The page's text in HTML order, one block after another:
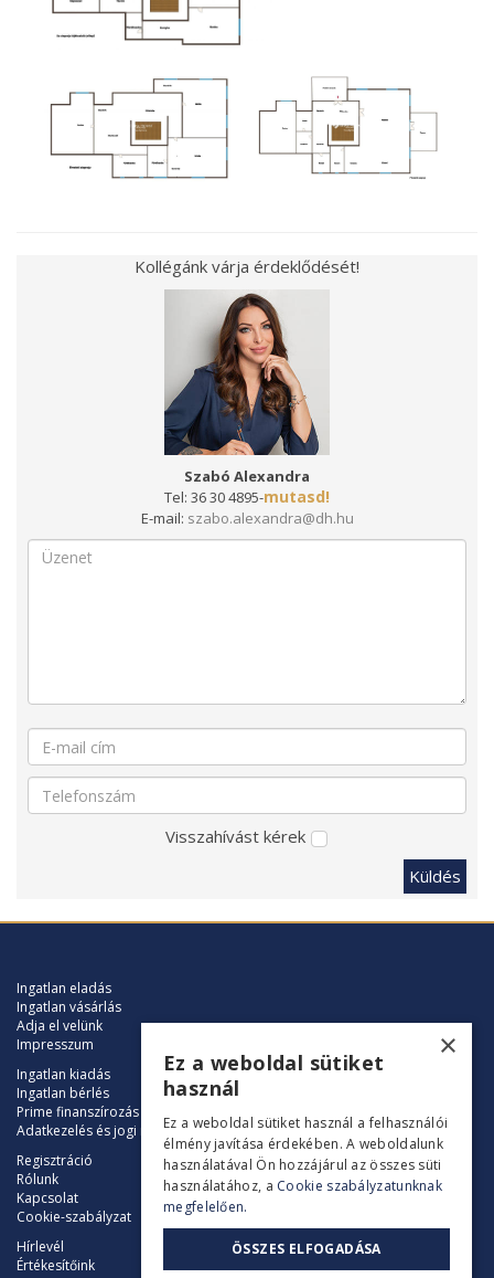
Kollégánk várja érdeklődését!
Szabó Alexandra
Tel: 36 30 4895-mutasd!
E-mail: szabo.alexandra@dh.hu
Visszahívást kérek
Küldés
Ingatlan eladás
Ingatlan vásárlás
Adja el velünk
Impresszum
Ingatlan kiadás
Ingatlan bérlés
Prime finanszírozás
Adatkezelés és jogi nyilatkozat
Regisztráció
Rólunk
Kapcsolat
Cookie-szabályzat
Hírlevél
Értékesítőink
×
Ez a weboldal sütiket
használ
Ez a weboldal sütiket használ a felhasználói
élmény javítása érdekében. A weboldalunk
használatával Ön hozzájárul az összes süti
használatához, a Cookie szabályzatunknak
megfelelően.
ÖSSZES ELFOGADÁSA